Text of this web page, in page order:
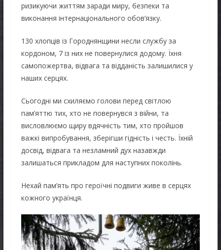
ризикуючи життям заради миру, безпеки та
виконання інтернаціонального обов’язку.
130 хлопців із Городнянщини несли службу за
кордоном, 7 із них не повернулися додому. Їхня
самопожертва, відвага та відданість залишилися у
наших серцях.
Сьогодні ми схиляємо голови перед світлою
пам’яттю тих, хто не повернувся з війни, та
висловлюємо щиру вдячність тим, хто пройшов
важкі випробування, зберігши гідність і честь. Їхній
досвід, відвага та незламний дух назавжди
залишаться прикладом для наступних поколінь.
Нехай пам’ять про героїчні подвиги живе в серцях
кожного українця.